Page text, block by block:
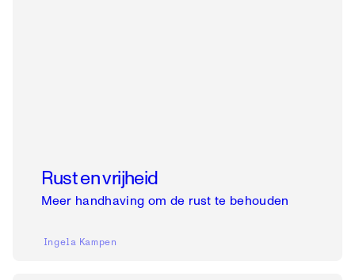
Rust en vrijheid
Meer handhaving om de rust te behouden
Ingela Kampen